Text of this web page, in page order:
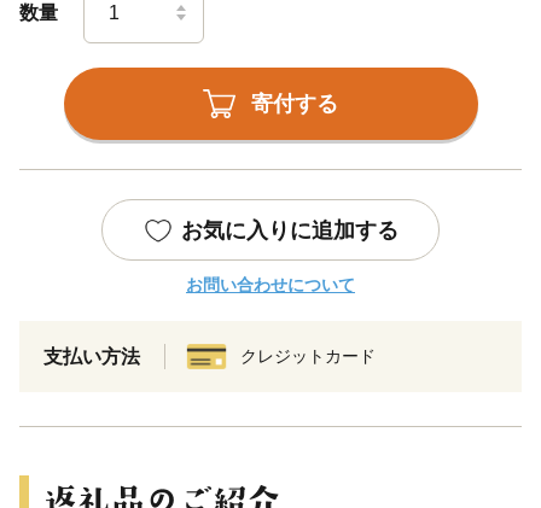
数量
寄付する
お気に入りに追加する
お問い合わせについて
支払い方法 クレジットカード